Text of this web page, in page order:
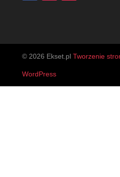
© 2026 Ekset.pl Tworzenie
WordPress